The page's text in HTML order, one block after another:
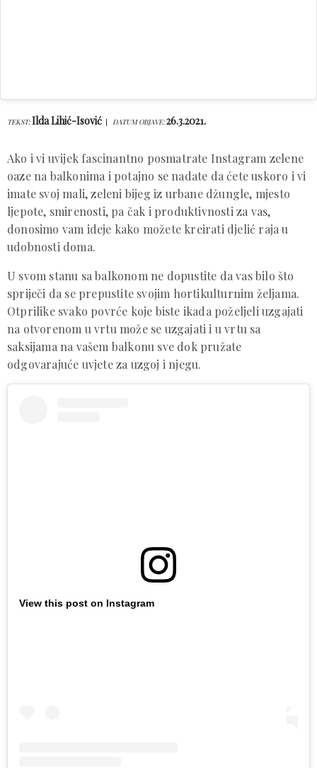
TEKST:Ilda Lihić-Isović DATUM OBJAVE:26.3.2021.
Ako i vi uvijek fascinantno posmatrate Instagram zelene
oaze na balkonima i potajno se nadate da ćete uskoro i vi
imate svoj mali, zeleni bijeg iz urbane džungle, mjesto
ljepote, smirenosti, pa čak i produktivnosti za vas,
donosimo vam ideje kako možete kreirati djelić raja u
udobnosti doma.
U svom stanu sa balkonom ne dopustite da vas bilo što
spriječi da se prepustite svojim hortikulturnim željama.
Otprilike svako povrće koje biste ikada poželjeli uzgajati
na otvorenom u vrtu može se uzgajati i u vrtu sa
saksijama na vašem balkonu sve dok pružate
odgovarajuće uvjete za uzgoj i njegu.
View this post on Instagram